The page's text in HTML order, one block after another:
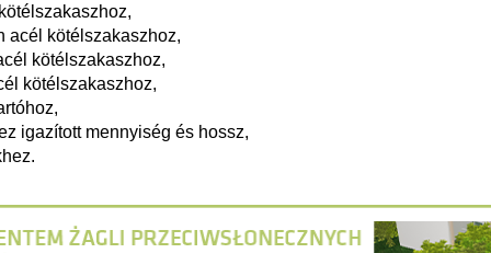
acél kötélszakaszhoz,
kötélszakaszhoz,
kötélszakaszhoz,
igazított mennyiség és hossz,